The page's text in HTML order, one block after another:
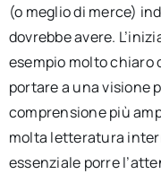
(o meglio di merce)
dovrebbe avere.
esempio molto chiaro
portare a una visione
comprensione più
molta letteratura
essenziale porre